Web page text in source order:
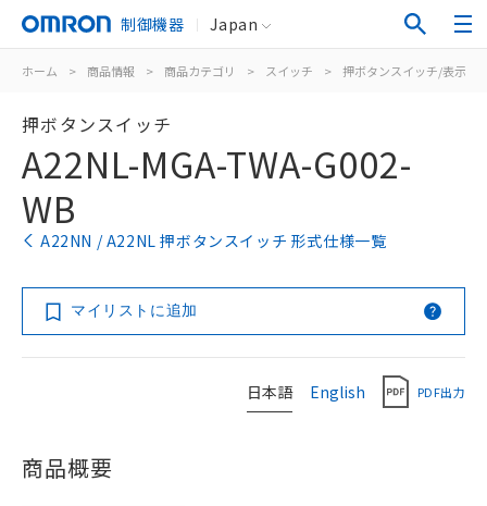
制御機器 Japan
ホーム > 商品情報 > 商品カテゴリ > スイッチ > 押ボタンスイッチ/表示灯
押ボタンスイッチ
A22NL-MGA-TWA-G002-
WB
A22NN / A22NL 押ボタンスイッチ 形式仕様一覧
マイリストに追加
日本語 English PDF出力
商品概要